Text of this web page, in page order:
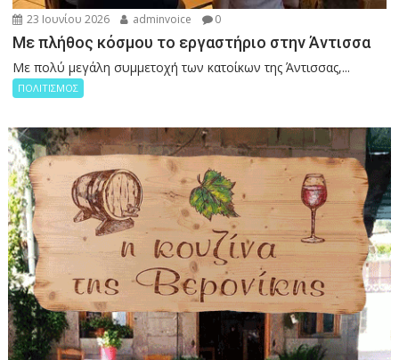
23 Ιουνίου 2026 adminvoice 0
Με πλήθος κόσμου το εργαστήριο στην Άντισσα
Με πολύ μεγάλη συμμετοχή των κατοίκων της Άντισσας,...
ΠΟΛΙΤΙΣΜΟΣ